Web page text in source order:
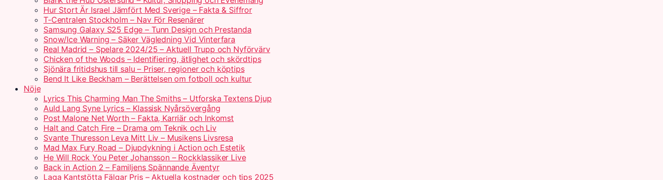
Hur Stort Är Israel Jämfört Med Sverige – Fakta & Siffror
T-Centralen Stockholm – Nav För Resenärer
Samsung Galaxy S25 Edge – Tunn Design och Prestanda
Snow/Ice Warning – Säker Vägledning Vid Vinterfara
Real Madrid – Spelare 2024/25 – Aktuell Trupp och Nyförvärv
Chicken of the Woods – Identifiering, ätlighet och skördtips
Sjönära fritidshus till salu – Priser, regioner och köptips
Bend It Like Beckham – Berättelsen om fotboll och kultur
Nöje
Lyrics This Charming Man The Smiths – Utforska Textens Djup
Auld Lang Syne Lyrics – Klassisk Nyårsövergång
Post Malone Net Worth – Fakta, Karriär och Inkomst
Halt and Catch Fire – Drama om Teknik och Liv
Svante Thuresson Leva Mitt Liv – Musikens Livsresa
Mad Max Fury Road – Djupdykning i Action och Estetik
He Will Rock You Peter Johansson – Rockklassiker Live
Back in Action 2 – Familjens Spännande Äventyr
Laga Kantstötta Fälgar Pris – Aktuella kostnader och tips 2025